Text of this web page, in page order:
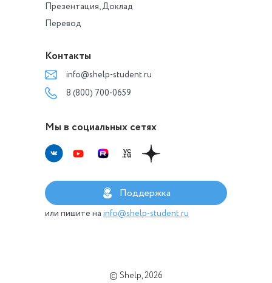
Презентация, Доклад
Перевод
Контакты
info@shelp-student.ru
8 (800) 700-0659
Мы в социальных сетях
Поддержка
или пишите на info@shelp-student.ru
© Shelp, 2026